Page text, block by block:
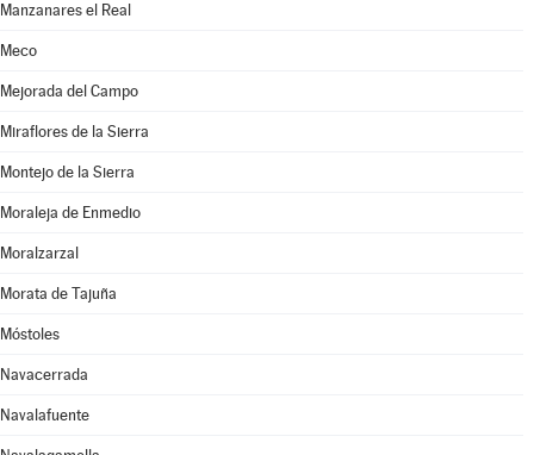
Manzanares el Real
Meco
Mejorada del Campo
Miraflores de la Sierra
Montejo de la Sierra
Moraleja de Enmedio
Moralzarzal
Morata de Tajuña
Móstoles
Navacerrada
Navalafuente